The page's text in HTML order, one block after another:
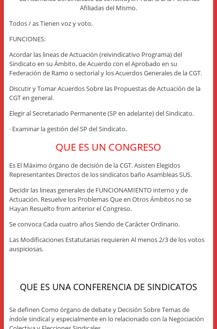
Afiliadas del Mismo.
Todos / as Tienen voz y voto.
FUNCIONES:
Acordar las lineas de Actuación (reivindicativo Programa) del
Sindicato en su Ámbito, de Acuerdo con el Aprobado en su
Federación de Ramo o sectorial y los Acuerdos Generales de la CGT.
Discutir y Tomar Acuerdos Sobre las Propuestas de Actuación de la
CGT en general.
Elegir al Secretariado Permanente (SP en adelante) del Sindicato.
· Examinar la gestión del SP del Sindicato.
QUE ES UN CONGRESO
Es El Máximo órgano de decisión de la CGT. Asisten Elegidos
Representantes Directos de los sindicatos baño Asambleas SUS.
Decidir las lineas generales de FUNCIONAMIENTO interno y de
Actuación. Resuelve los Problemas Que en Otros Ámbitos no se
Hayan Resuelto from anterior el Congreso.
Se convoca Cada cuatro años Siendo de Carácter Ordinario.
Las Modificaciones Estatutarias requieren Al menos 2/3 de los votos
auspiciosas.
QUE ES UNA CONFERENCIA DE SINDICATOS
Se definen Como órgano de debate y Decisión Sobre Temas de
índole sindical y especialmente en lo relacionado con la Negociación